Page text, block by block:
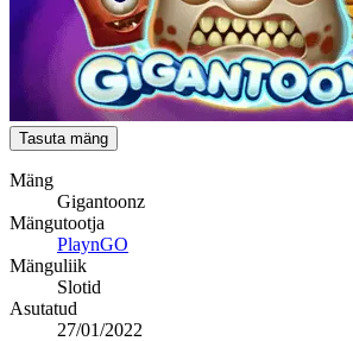
Tasuta mäng
Mäng
Gigantoonz
Mängutootja
PlaynGO
Mänguliik
Slotid
Asutatud
27/01/2022